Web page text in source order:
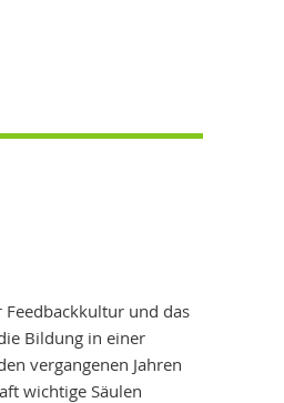
und das
Bildung in einer
vergangenen Jahren
wichtige Säulen